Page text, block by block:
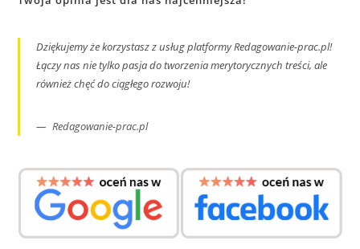
Dziękujemy że korzystasz z usług platformy Redagowanie-prac.pl!
Łączy nas nie tylko pasja do tworzenia merytorycznych treści, ale
również chęć do ciągłego rozwoju!
Redagowanie-prac.pl